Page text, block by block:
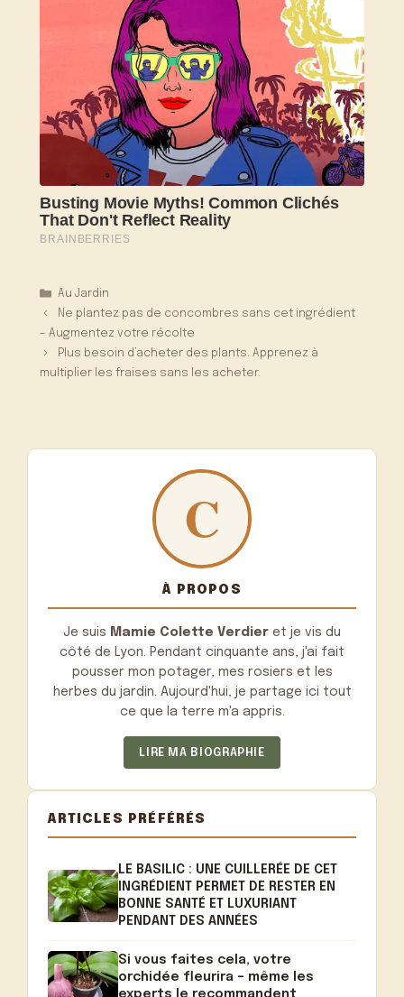
Catégories
Au Jardin
Ne plantez pas de concombres sans cet ingrédient
– Augmentez votre récolte
Plus besoin d’acheter des plants. Apprenez à
multiplier les fraises sans les acheter.
À PROPOS
Je suis Mamie Colette Verdier et je vis du
côté de Lyon. Pendant cinquante ans, j'ai fait
pousser mon potager, mes rosiers et les
herbes du jardin. Aujourd'hui, je partage ici tout
ce que la terre m'a appris.
LIRE MA BIOGRAPHIE
ARTICLES PRÉFÉRÉS
LE BASILIC : UNE CUILLERÉE DE CET
INGRÉDIENT PERMET DE RESTER EN
BONNE SANTÉ ET LUXURIANT
PENDANT DES ANNÉES
Si vous faites cela, votre
orchidée fleurira – même les
experts le recommandent